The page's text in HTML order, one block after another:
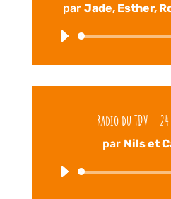
parJade, Esther,
Radio du TDV -
par Nils et